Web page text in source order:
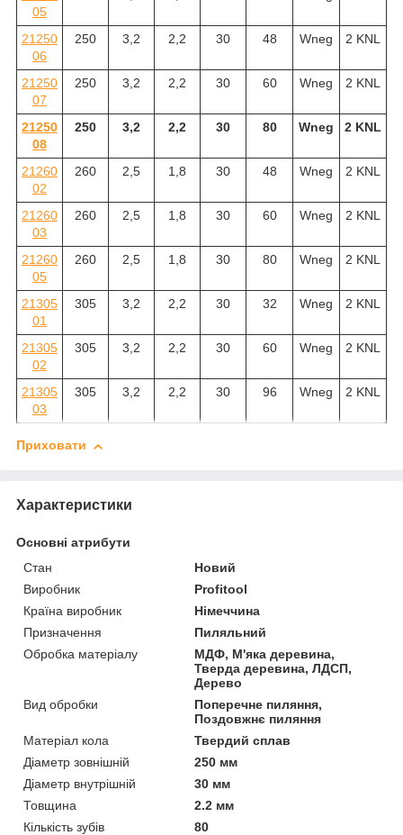
05
21250
06
250 3,2 2,2 30 48 Wneg 2 KNL
21250
07
250 3,2 2,2 30 60 Wneg 2 KNL
21250
08
250 3,2 2,2 30 80 Wneg 2 KNL
21260
02
260 2,5 1,8 30 48 Wneg 2 KNL
21260
03
260 2,5 1,8 30 60 Wneg 2 KNL
21260
05
260 2,5 1,8 30 80 Wneg 2 KNL
21305
01
305 3,2 2,2 30 32 Wneg 2 KNL
21305
02
305 3,2 2,2 30 60 Wneg 2 KNL
21305
03
305 3,2 2,2 30 96 Wneg 2 KNL
Приховати
Характеристики
Основні атрибути
Стан
Новий
Виробник
Profitool
Країна виробник
Німеччина
Призначення
Пиляльний
Обробка матеріалу
МДФ, М'яка деревина,
Тверда деревина, ЛДСП,
Дерево
Вид обробки
Поперечне пиляння,
Поздовжнє пиляння
Матеріал кола
Твердий сплав
Діаметр зовнішній
250 мм
Діаметр внутрішній
30 мм
Товщина
2.2 мм
Кількість зубів
80